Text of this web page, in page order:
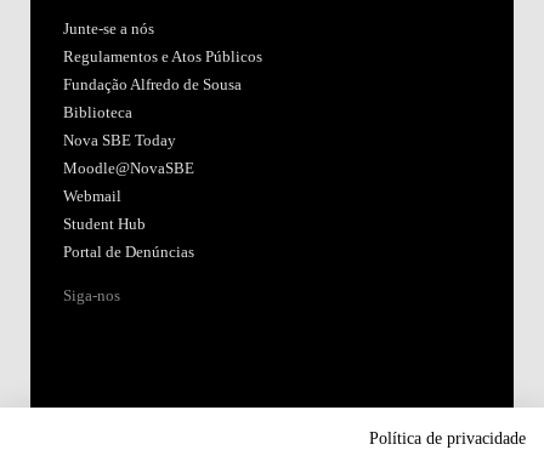
Junte-se a nós
Regulamentos e Atos Públicos
Fundação Alfredo de Sousa
Biblioteca
Nova SBE Today
Moodle@NovaSBE
Webmail
Student Hub
Portal de Denúncias
Siga-nos
Política de privacidade